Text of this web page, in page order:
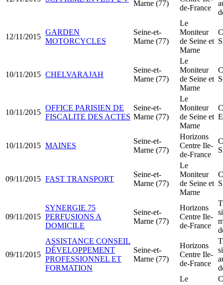
Marne (77)
de-France
12/11/2015
GARDEN
MOTORCYCLES
Seine-et-
Marne (77)
Le
Moniteur
de Seine et
Marne
10/11/2015 CHELVARAJAH
Seine-et-
Marne (77)
Le
Moniteur
de Seine et
Marne
10/11/2015
OFFICE PARISIEN DE
FISCALITE DES ACTES
Seine-et-
Marne (77)
Le
Moniteur
de Seine et
Marne
10/11/2015 MAINES
Seine-et-
Marne (77)
Horizons
Centre Ile-
de-France
09/11/2015 FAST TRANSPORT
Seine-et-
Marne (77)
Le
Moniteur
de Seine et
Marne
09/11/2015
SYNERGIE 75
PERFUSIONS A
DOMICILE
Seine-et-
Marne (77)
Horizons
Centre Ile-
de-France
09/11/2015
ASSISTANCE CONSEIL
DÉVELOPPEMENT
PROFESSIONNEL ET
FORMATION
Seine-et-
Marne (77)
Horizons
Centre Ile-
de-France
Le